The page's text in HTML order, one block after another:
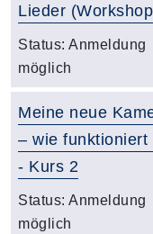
Lieder
Status: Anmeldung
möglich
Meine neue
– wie funktioniert
- Kurs 2
Status: Anmeldung
möglich